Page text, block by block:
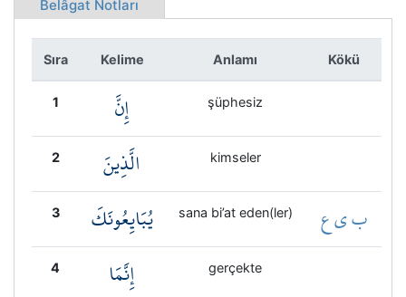
Belâgat Notları
Sıra Kelime Anlamı Kökü
1 إِنَّ şüphesiz
2 الَّذِينَ kimseler
3 يُبَايِعُونَكَ sana bi’at eden(ler) ب ي ع
4 إِنَّمَا gerçekte